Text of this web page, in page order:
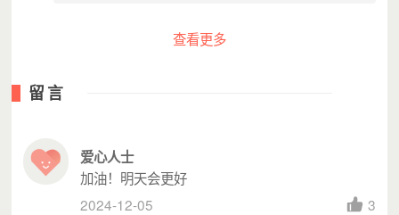
查看更多
留言
爱心人士
加油！明天会更好
2024-12-05
3